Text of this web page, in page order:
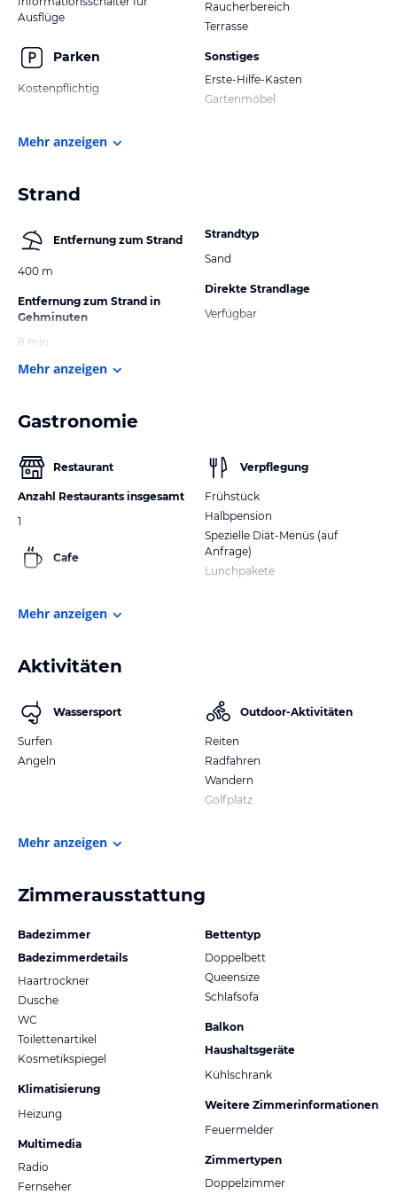
Ausflüge
Parken
Kostenpflichtig
Raucherbereich
Terrasse
Sonstiges
Erste-Hilfe-Kasten
Gartenmöbel
Mehr anzeigen
Strand
Entfernung zum Strand
400 m
Entfernung zum Strand in
Gehminuten
8 min
Strandtyp
Sand
Direkte Strandlage
Verfügbar
Mehr anzeigen
Gastronomie
Restaurant
Anzahl Restaurants insgesamt
1
Cafe
Verpflegung
Frühstück
Halbpension
Spezielle Diät-Menüs (auf
Anfrage)
Lunchpakete
Mehr anzeigen
Aktivitäten
Wassersport
Surfen
Angeln
Outdoor-Aktivitäten
Reiten
Radfahren
Wandern
Golfplatz
Mehr anzeigen
Zimmerausstattung
Badezimmer
Badezimmerdetails
Haartrockner
Dusche
WC
Toilettenartikel
Kosmetikspiegel
Klimatisierung
Heizung
Multimedia
Radio
Fernseher
Bettentyp
Doppelbett
Queensize
Schlafsofa
Balkon
Haushaltsgeräte
Kühlschrank
Weitere Zimmerinformationen
Feuermelder
Zimmertypen
Doppelzimmer